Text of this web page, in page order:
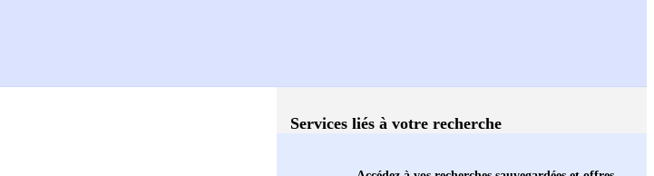
Services liés à votre recherche